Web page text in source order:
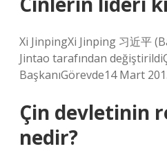
Xi JinpingXi Jinping 习近平
Jintao tarafından
BaşkanıGörevde14 Mart
Çin devletinin
nedir?